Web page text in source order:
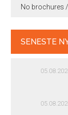
No brochures
SENESTE